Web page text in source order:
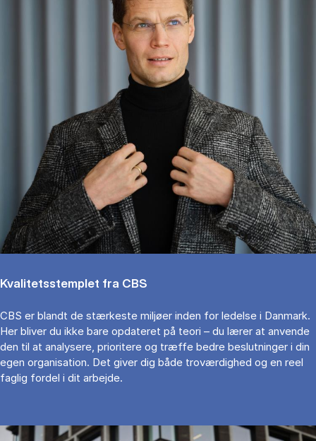
Kvalitetsstemplet fra CBS
CBS er blandt de stærkeste miljøer inden for ledelse i Danmark.
Her bliver du ikke bare opdateret på teori – du lærer at anvende
den til at analysere, prioritere og træffe bedre beslutninger i din
egen organisation. Det giver dig både troværdighed og en reel
faglig fordel i dit arbejde.